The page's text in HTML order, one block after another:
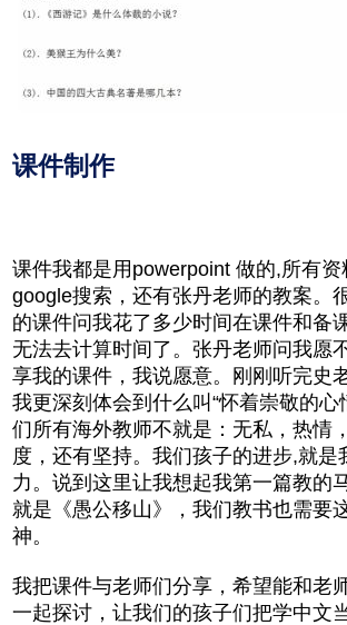
课件制作
课件我都是用powerpoint 做的,所有资
google搜索，还有张丹老师的教案。
的课件问我花了多少时间在课件和备
无法去计算时间了。张丹老师问我愿
享我的课件，我说愿意。刚刚听完史
我更深刻体会到什么叫“怀着崇敬的心
们所有海外教师不就是：无私，热情
度，还有坚持。我们孩子的进步,就是
力。说到这里让我想起我第一篇教的
就是《愚公移山》，我们教书也需要
神。
我把课件与老师们分享，希望能和老
一起探讨，让我们的孩子们把学中文